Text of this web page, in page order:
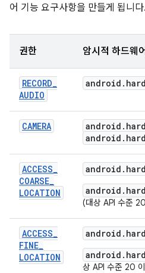
어 기능 요구사항을 만들게 됩니다.
권한 암시적 하드웨
RECORD_
AUDIO
android .
CAMERA android .
android .
ACCESS_
COARSE_
LOCATION
(대상 API 수준
ACCESS_
FINE_
LOCATION
상 API 수준 20